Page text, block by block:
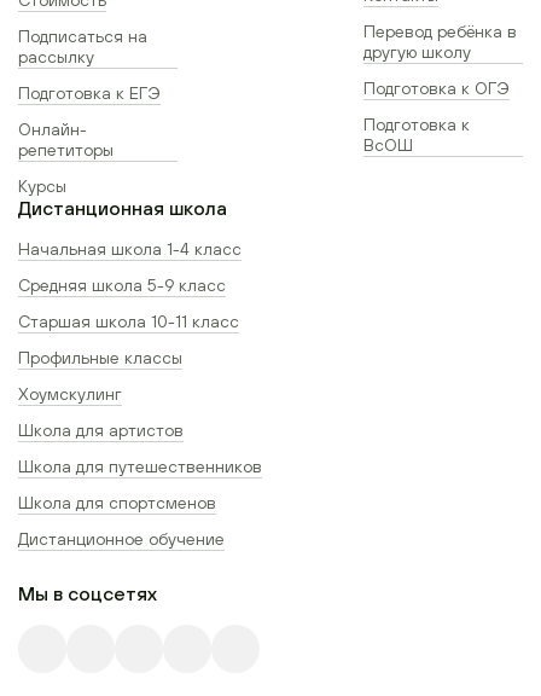
Подписаться на
рассылку
Подготовка к ЕГЭ
Онлайн-
репетиторы
Курсы
Перевод ребёнка в
другую школу
Подготовка к ОГЭ
Подготовка к
ВсОШ
Дистанционная школа
Начальная школа 1-4 класс
Средняя школа 5-9 класс
Старшая школа 10-11 класс
Профильные классы
Хоумскулинг
Школа для артистов
Школа для путешественников
Школа для спортсменов
Дистанционное обучение
Мы в соцсетях